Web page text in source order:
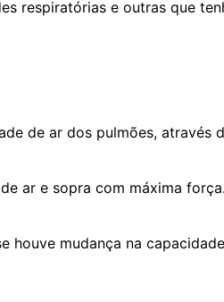
respiratórias e outras que
de ar dos pulmões,
ar e sopra com máxima
mudança na